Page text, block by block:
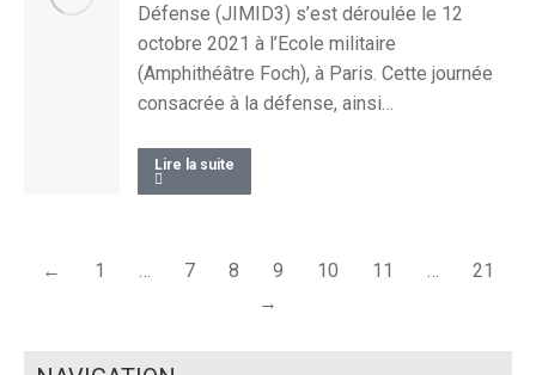
Défense (JIMID3) s’est déroulée le 12
octobre 2021 à l’Ecole militaire
(Amphithéâtre Foch), à Paris. Cette journée
consacrée à la défense, ainsi…
Lire la suite
← 1 … 7 8 9 10 11 …
21
→